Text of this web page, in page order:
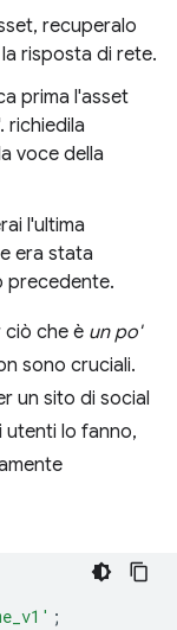
recuperalo
risposta di rete.
prima l'asset
richiedila
voce della
l'ultima
era stata
precedente.
ciò che è un po'
sono cruciali.
un sito di social
utenti lo fanno,
;